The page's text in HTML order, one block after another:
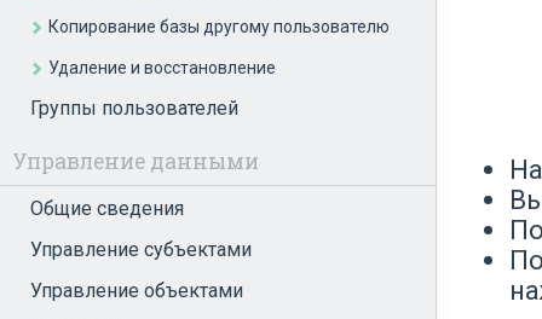
Копирование базы другому пользователю
Удаление и восстановление
Группы пользователей
Управление данными
Общие сведения
Управление субъектами
Управление объектами